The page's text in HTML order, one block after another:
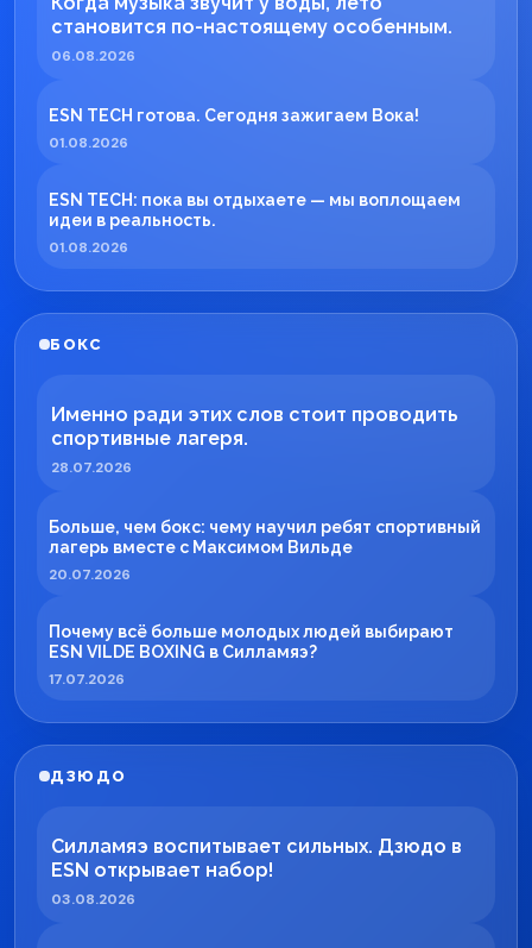
становится по-настоящему особенным.
06.08.2026
ESN TECH готова. Сегодня зажигаем Вока!
01.08.2026
ESN TECH: пока вы отдыхаете — мы воплощаем
идеи в реальность.
01.08.2026
БОКС
Именно ради этих слов стоит проводить
спортивные лагеря.
28.07.2026
Больше, чем бокс: чему научил ребят спортивный
лагерь вместе с Максимом Вильде
20.07.2026
Почему всё больше молодых людей выбирают
ESN VILDE BOXING в Силламяэ?
17.07.2026
ДЗЮДО
Силламяэ воспитывает сильных. Дзюдо в
ESN открывает набор!
03.08.2026